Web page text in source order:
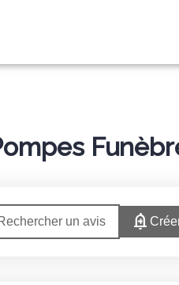
un avis